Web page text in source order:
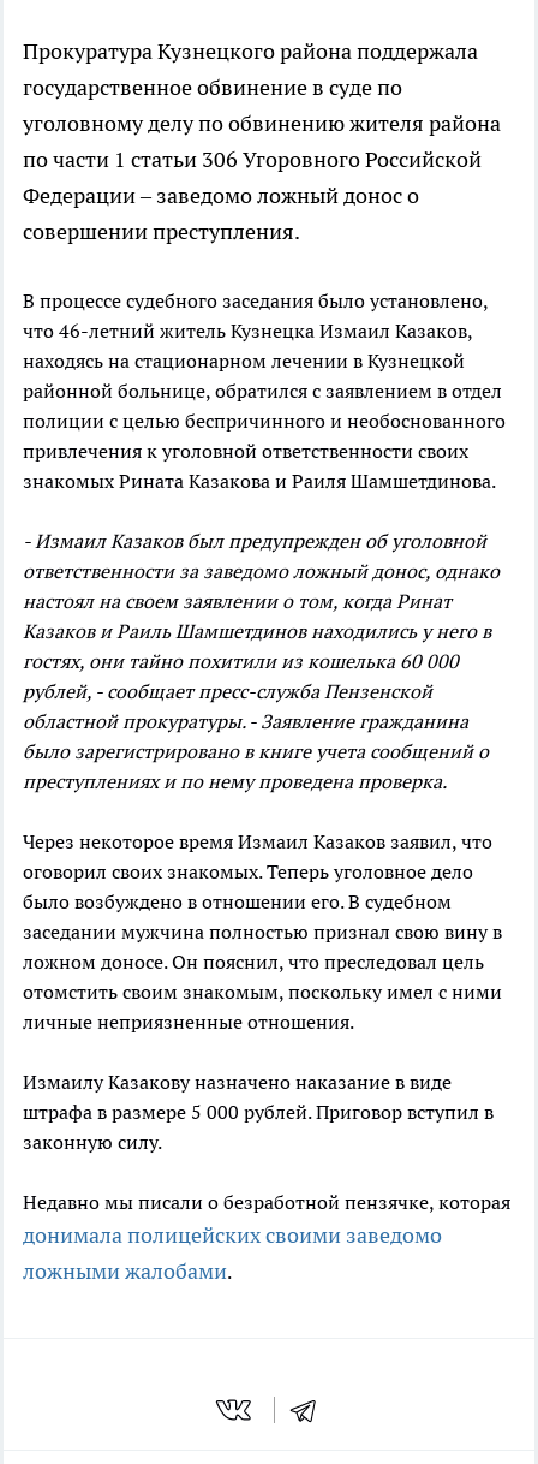
Прокуратура Кузнецкого района поддержала
государственное обвинение в суде по
уголовному делу по обвинению жителя района
по части 1 статьи 306 Угоровного Российской
Федерации – заведомо ложный донос о
совершении преступления.
В процессе судебного заседания было установлено,
что 46-летний житель Кузнецка Измаил Казаков,
находясь на стационарном лечении в Кузнецкой
районной больнице, обратился с заявлением в отдел
полиции с целью беспричинного и необоснованного
привлечения к уголовной ответственности своих
знакомых Рината Казакова и Раиля Шамшетдинова.
- Измаил Казаков был предупрежден об уголовной
ответственности за заведомо ложный донос, однако
настоял на своем заявлении о том, когда Ринат
Казаков и Раиль Шамшетдинов находились у него в
гостях, они тайно похитили из кошелька 60 000
рублей, - сообщает пресс-служба Пензенской
областной прокуратуры. - Заявление гражданина
было зарегистрировано в книге учета сообщений о
преступлениях и по нему проведена проверка.
Через некоторое время Измаил Казаков заявил, что
оговорил своих знакомых. Теперь уголовное дело
было возбуждено в отношении его. В судебном
заседании мужчина полностью признал свою вину в
ложном доносе. Он пояснил, что преследовал цель
отомстить своим знакомым, поскольку имел с ними
личные неприязненные отношения.
Измаилу Казакову назначено наказание в виде
штрафа в размере 5 000 рублей. Приговор вступил в
законную силу.
Недавно мы писали о безработной пензячке, которая
донимала полицейских своими заведомо
ложными жалобами.